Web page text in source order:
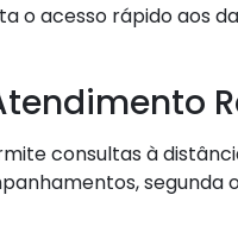
o acesso rápido aos
consultas à
segunda